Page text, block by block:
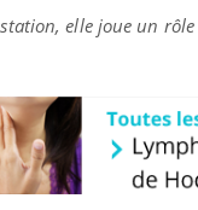
elle joue un